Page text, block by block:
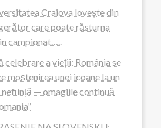
Craiova lovește din
care poate răsturna
campionat…..
celebrare a vieții: România se
moștenirea unei icoane la un
neființă — omagiile continuă